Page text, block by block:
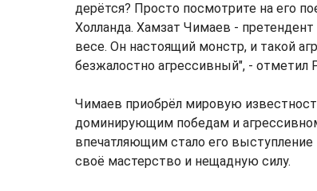
дерётся? Просто посмотрите на его
Холланда. Хамзат Чимаев -
весе. Он настоящий монстр, и такой
безжалостно агрессивный", - отметил
Чимаев приобрёл мировую
доминирующим победам и
впечатляющим стало его
своё мастерство и нещадную силу.